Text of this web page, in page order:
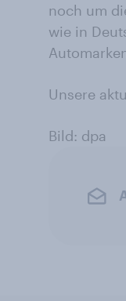
noch um
wie in
Unsere
Bild: dpa